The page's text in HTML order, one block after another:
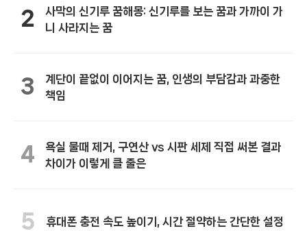
2
사막의 신기루 꿈해몽: 신기루를 보는 꿈과 가까이 가
니 사라지는 꿈
3
계단이 끝없이 이어지는 꿈, 인생의 부담감과 과중한
책임
4
욕실 물때 제거, 구연산 vs 시판 세제 직접 써본 결과
차이가 이렇게 클 줄은
5 휴대폰 충전 속도 높이기, 시간 절약하는 간단한 설정